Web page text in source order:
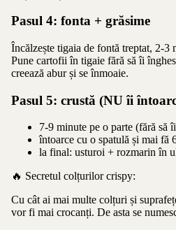
Pasul 4: fonta + grăsime
Încălzește tigaia de fontă treptat, 2-3
Pune cartofii în tigaie fără să îi
creează abur și se înmoaie.
Pasul 5: crustă (NU îi
7-9 minute pe o parte (fără să
întoarce cu o spatulă și mai fă
la final: usturoi + rozmarin în
🔥 Secretul colțurilor crispy:
Cu cât ai mai multe colțuri și
vor fi mai crocanți. De asta se